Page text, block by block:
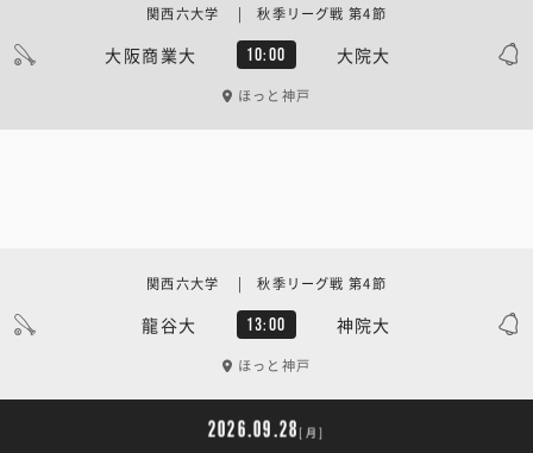
大阪商業大 10:00 大院大
関西六大学 | 秋季リーグ戦 第4節
ほっと神戸
龍谷大 13:00 神院大
関西六大学 | 秋季リーグ戦 第4節
ほっと神戸
2026.09.28 [月]